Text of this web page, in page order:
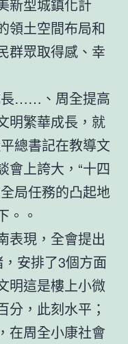
新型城鎮化計
領土空間布局和
群眾取得感、幸
長……、周全提高
明繁華成長，就
總書記在教導文
會上誇大，“十四
局任務的凸起地
。。
表現，全會提出
安排了3個方面
明這是樓上小微
分，此刻水平；
在周全小康社會